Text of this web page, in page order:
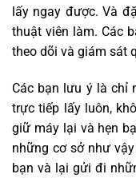
lấy ngay được. Và
thuật viên làm. Các
theo dõi và giám sát
Các bạn lưu ý là chỉ
trực tiếp lấy luôn,
giữ máy lại và hẹn
những cơ sở như
bạn và lại gửi đi